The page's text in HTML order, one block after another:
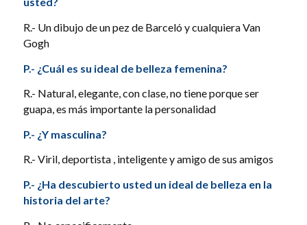
R.- Un dibujo de un pez de Barceló y cualquiera Van
Gogh
P.- ¿Cuál es su ideal de belleza femenina?
R.- Natural, elegante, con clase, no tiene porque ser
guapa, es más importante la personalidad
P.- ¿Y masculina?
R.- Viril, deportista , inteligente y amigo de sus amigos
P.- ¿Ha descubierto usted un ideal de belleza en la
historia del arte?